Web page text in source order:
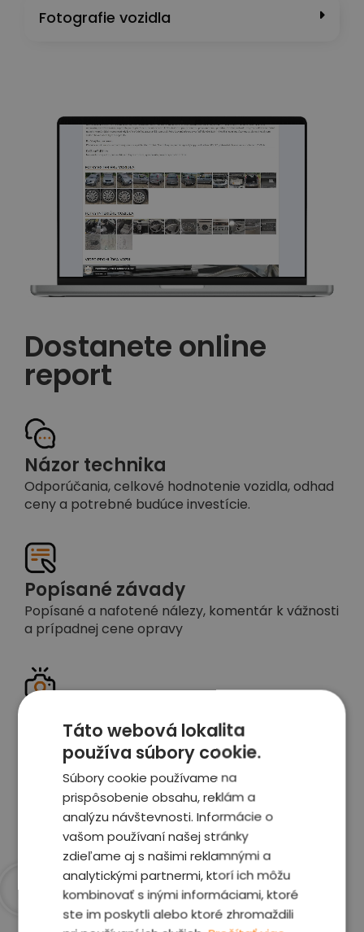
Fotografie vozidla
Dostanete online
report
Názor technika
Odporúčania, celkové hodnotenie vozidla, odhad
ceny a potrebné budúce investície.
Popísané závady
Popísané a nafotené nálezy, komentár k vážnosti
a prípadnej cene opravy
Celé auto z exteriéru aj interiéru nafotíme
vrátane závad a poškodení
Zobraziť report
Táto webová lokalita
používa súbory cookie.
Súbory cookie používame na
prispôsobenie obsahu, reklám a
analýzu návštevnosti. Informácie o
vašom používaní našej stránky
zdieľame aj s našimi reklamnými a
analytickými partnermi, ktorí ich môžu
kombinovať s inými informáciami, ktoré
ste im poskytli alebo ktoré zhromaždili